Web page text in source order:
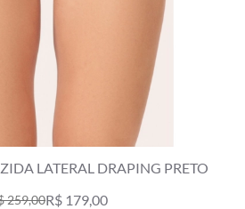
LATERAL DRAPING PRETO
R$ 179,00